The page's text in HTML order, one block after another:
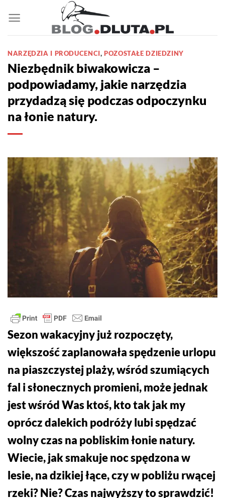
do
zawartości
NARZĘDZIA I PRODUCENCI , POZOSTAŁE DZIEDZINY
Niezbędnik biwakowicza –
podpowiadamy, jakie narzędzia
przydadzą się podczas odpoczynku
na łonie natury.
Sezon wakacyjny już rozpoczęty,
większość zaplanowała spędzenie urlopu
na piaszczystej plaży, wśród szumiących
fal i słonecznych promieni, może jednak
jest wśród Was ktoś, kto tak jak my
oprócz dalekich podróży lubi spędzać
wolny czas na pobliskim łonie natury.
Wiecie, jak smakuje noc spędzona w
lesie, na dzikiej łące, czy w pobliżu rwącej
rzeki? Nie? Czas najwyższy to sprawdzić!